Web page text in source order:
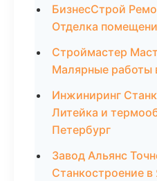
БизнесСтрой
Отделка
Строймастер
Малярные работы
Инжиниринг
Литейка и
Петербург
Завод Альянс
Станкостроение в